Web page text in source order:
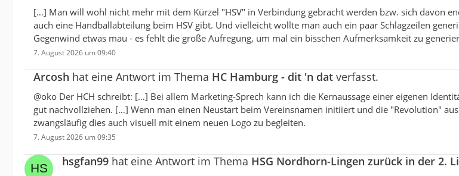
[…] Man will wohl nicht mehr mit dem Kürzel "HSV" in Verbindung gebracht werden bzw. sich davon
auch eine Handballabteilung beim HSV gibt. Und vielleicht wollte man auch ein paar Schlagzeilen
Gegenwind etwas mau - es fehlt die große Aufregung, um mal ein bisschen Aufmerksamkeit zu
7. August 2026 um 09:40
Arcosh hat eine Antwort im Thema HC Hamburg - dit 'n dat verfasst.
@oko Der HCH schreibt: […] Bei allem Marketing-Sprech kann ich die Kernaussage einer eigenen
gut nachvollziehen. […] Wenn man einen Neustart beim Vereinsnamen initiiert und die "Revolution"
zwangsläufig dies auch visuell mit einem neuen Logo zu begleiten.
7. August 2026 um 09:35
hsgfan99 hat eine Antwort im Thema HSG Nordhorn-Lingen zurück in der 2.